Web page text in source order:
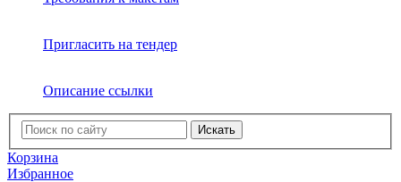
Пригласить на тендер
Описание ссылки
Искать
Корзина
Избранное